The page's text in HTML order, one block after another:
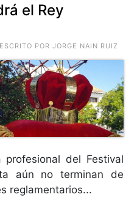
el Rey
PORJORGE NAIN RUIZ
del Festival
aún no terminan de
reglamentarios...